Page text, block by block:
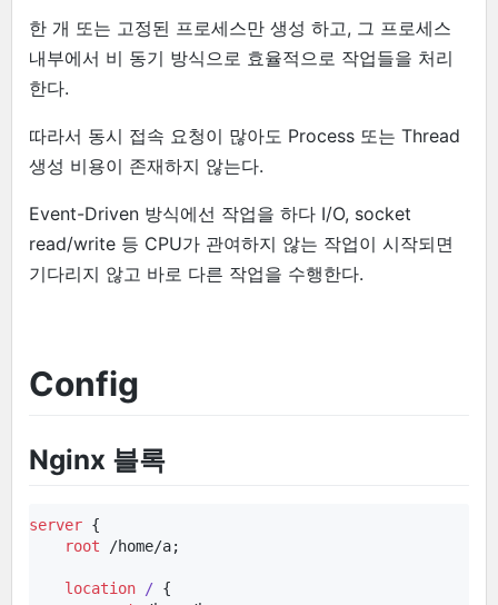
한 개 또는 고정된 프로세스만 생성 하고, 그 프로세스
내부에서 비 동기 방식으로 효율적으로 작업들을 처리
한다.
따라서 동시 접속 요청이 많아도 Process 또는 Thread
생성 비용이 존재하지 않는다.
Event-Driven 방식에선 작업을 하다 I/O, socket
read/write 등 CPU가 관여하지 않는 작업이 시작되면
기다리지 않고 바로 다른 작업을 수행한다.
Config
Nginx 블록
server {
root /home/a;
location / {